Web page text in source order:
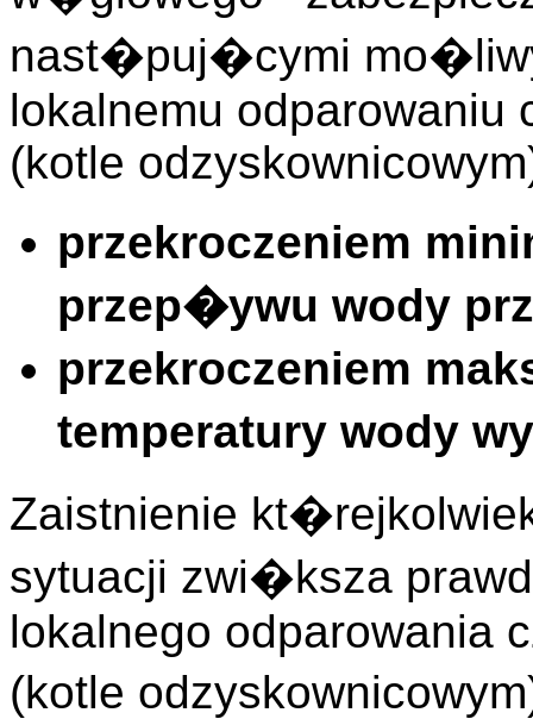
nast�puj�cymi
lokalnemu odparowaniu
(kotle
przekroczeniem
przep�ywu wody
przekroczeniem
temperatury wody
Zaistnienie
sytuacji zwi�ksza
lokalnego odparowania
(kotle